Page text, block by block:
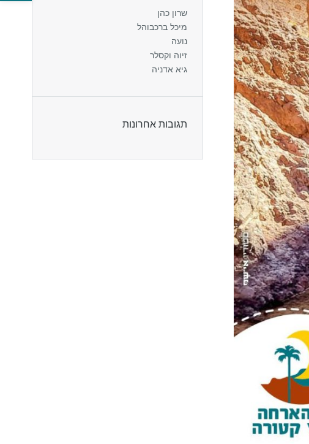
שרון כהן
מיכל ברכבוהל
נועה
זיוה וקסלר
גיא אדניה
תגובות אחרונות